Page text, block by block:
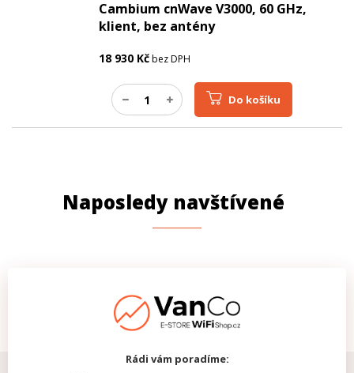
Cambium cnWave V3000, 60 GHz,
klient, bez antény
18 930 Kčbez DPH
Do košíku
Naposledy navštívené
Rádi vám poradíme: